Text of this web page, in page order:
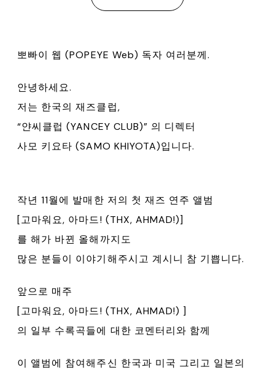
뽀빠이 웹 (POPEYE Web) 독자 여러분께.
안녕하세요.
저는 한국의 재즈클럽,
“얀씨클럽 (YANCEY CLUB)” 의 디렉터
사모 키요타 (SAMO KHIYOTA)입니다.
작년 11월에 발매한 저의 첫 재즈 연주 앨범
[고마워요, 아마드! (THX, AHMAD!)]
를 해가 바뀐 올해까지도
많은 분들이 이야기해주시고 계시니 참 기쁩니다.
앞으로 매주
[고마워요, 아마드! (THX, AHMAD!) ]
의 일부 수록곡들에 대한 코멘터리와 함께
이 앨범에 참여해주신 한국과 미국 그리고 일본의